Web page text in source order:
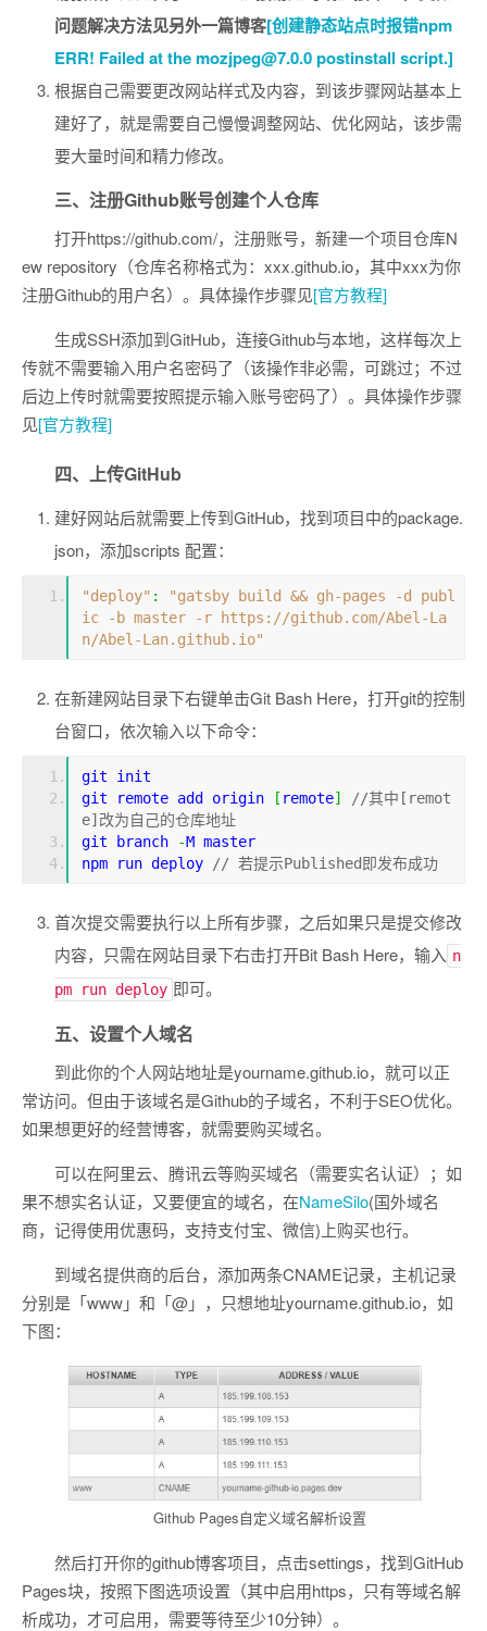
问题解决方法见另外一篇博客[创建静态站点时报错npm
ERR! Failed at the mozjpeg@7.0.0 postinstall script.]
根据自己需要更改网站样式及内容，到该步骤网站基本上
建好了，就是需要自己慢慢调整网站、优化网站，该步需
要大量时间和精力修改。
三、注册Github账号创建个人仓库
打开https://github.com/，注册账号，新建一个项目仓库N
ew repository（仓库名称格式为：xxx.github.io，其中xxx为你
注册Github的用户名）。具体操作步骤见[官方教程]
生成SSH添加到GitHub，连接Github与本地，这样每次上
传就不需要输入用户名密码了（该操作非必需，可跳过；不过
后边上传时就需要按照提示输入账号密码了）。具体操作步骤
见[官方教程]
四、上传GitHub
建好网站后就需要上传到GitHub，找到项目中的package.
json，添加scripts 配置：
"deploy" :
"gatsby build && gh-pages -d publ
ic -b master -r https://github.com/Abel-La
n/Abel-Lan.github.io"
在新建网站目录下右键单击Git Bash Here，打开git的控制
台窗口，依次输入以下命令：
git init
git remote add origin
[ remote]
//其中[remot
e]改为自己的仓库地址
git branch
-M master
npm run deploy
// 若提示Published即发布成功
首次提交需要执行以上所有步骤，之后如果只是提交修改
内容，只需在网站目录下右击打开Bit Bash Here，输入 n
pm run deploy 即可。
五、设置个人域名
到此你的个人网站地址是yourname.github.io，就可以正
常访问。但由于该域名是Github的子域名，不利于SEO优化。
如果想更好的经营博客，就需要购买域名。
可以在阿里云、腾讯云等购买域名（需要实名认证）；如
果不想实名认证，又要便宜的域名，在NameSilo(国外域名
商，记得使用优惠码，支持支付宝、微信)上购买也行。
到域名提供商的后台，添加两条CNAME记录，主机记录
分别是「www」和「@」，只想地址yourname.github.io，如
下图：
Github Pages自定义域名解析设置
然后打开你的github博客项目，点击settings，找到GitHub
Pages块，按照下图选项设置（其中启用https，只有等域名解
析成功，才可启用，需要等待至少10分钟）。